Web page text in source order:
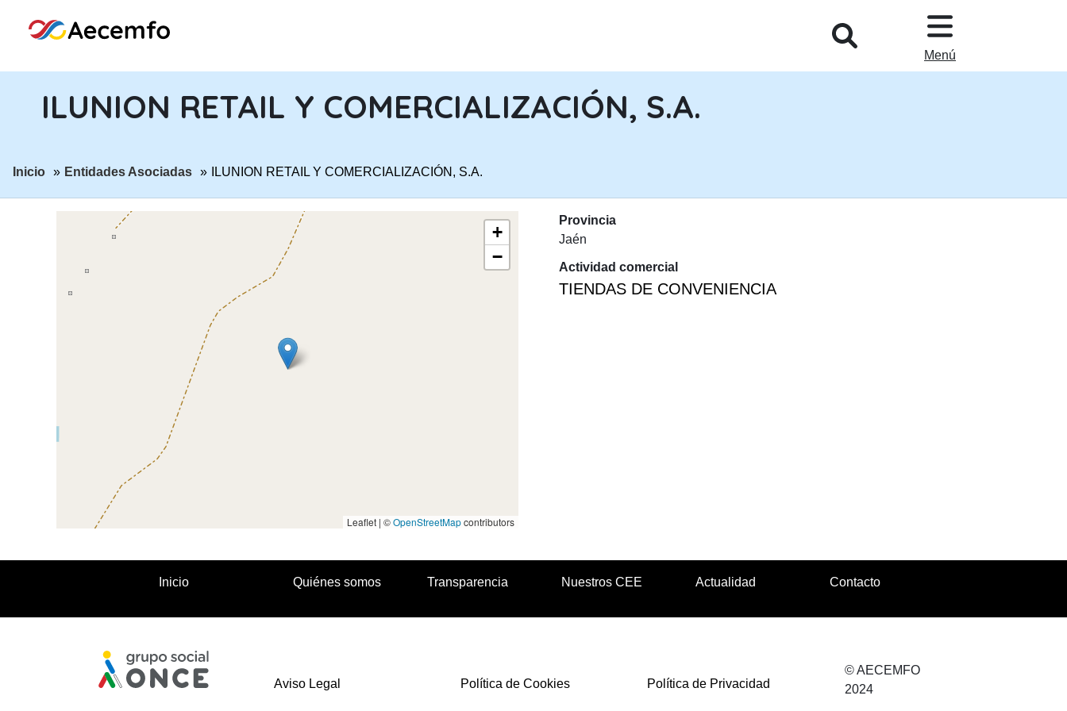
Menú
ILUNION RETAIL Y COMERCIALIZACIÓN, S.A.
ir a página:
Inicio ir a página:
Entidades Asociadas ILUNION RETAIL Y COMERCIALIZACIÓN, S.A.
+
−
Leaflet | ©OpenStreetMapcontributors
Provincia
Jaén
Actividad comercial
TIENDAS DE CONVENIENCIA
Inicio Quiénes somos Transparencia Nuestros CEE Actualidad Contacto
Aviso Legal Política de Cookies Política de Privacidad
© AECEMFO
2024